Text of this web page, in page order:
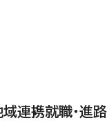
域連携就職・進路